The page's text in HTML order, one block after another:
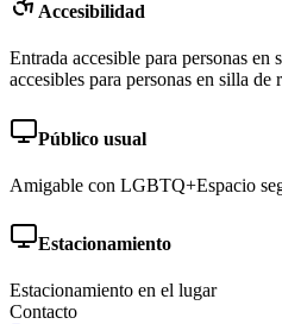
Accesibilidad
Entrada accesible para personas en
accesibles para personas en silla de
Público usual
Amigable con LGBTQ+Espacio
Estacionamiento
Estacionamiento en el lugar
Contacto